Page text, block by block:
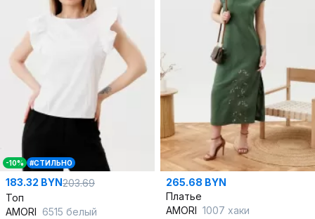
-10% #СТИЛЬНО
183.32 BYN203.69
Топ
AMORI 6515 белый
265.68 BYN
Платье
AMORI 1007 хаки